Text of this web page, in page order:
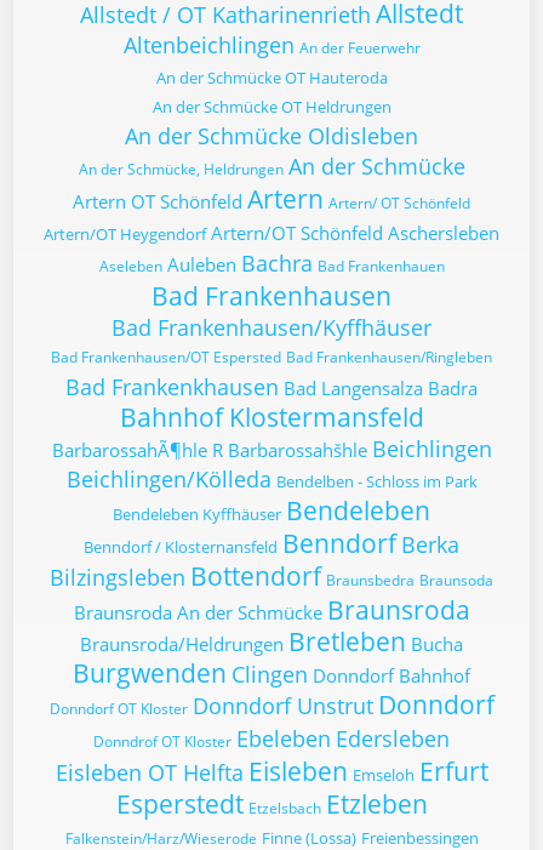
Allstedt / OT Katharinenrieth Allstedt
Altenbeichlingen An der Feuerwehr
An der Schmücke OT Hauteroda
An der Schmücke OT Heldrungen
An der Schmücke Oldisleben
An der Schmücke, Heldrungen An der Schmücke
Artern OT Schönfeld Artern Artern/ OT Schönfeld
Artern/OT Heygendorf Artern/OT Schönfeld Aschersleben
Aseleben Auleben Bachra Bad Frankenhauen
Bad Frankenhausen
Bad Frankenhausen/Kyffhäuser
Bad Frankenhausen/OT Espersted Bad Frankenhausen/Ringleben
Bad Frankenkhausen Bad Langensalza Badra
Bahnhof Klostermansfeld
BarbarossahÃ¶hle R Barbarossahšhle Beichlingen
Beichlingen/Kölleda Bendelben - Schloss im Park
Bendeleben Kyffhäuser Bendeleben
Benndorf / Klosternansfeld Benndorf Berka
Bilzingsleben Bottendorf Braunsbedra Braunsoda
Braunsroda An der Schmücke Braunsroda
Braunsroda/Heldrungen Bretleben Bucha
Burgwenden Clingen Donndorf Bahnhof
Donndorf OT Kloster Donndorf Unstrut Donndorf
Donndrof OT Kloster Ebeleben Edersleben
Eisleben OT Helfta Eisleben Emseloh Erfurt
Esperstedt Etzelsbach Etzleben
Falkenstein/Harz/Wieserode Finne (Lossa) Freienbessingen